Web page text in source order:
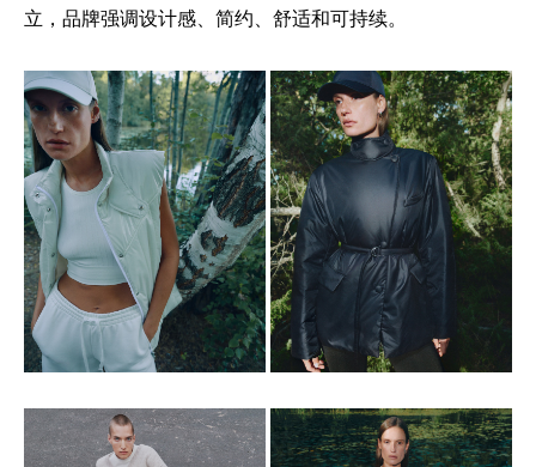
立，品牌强调设计感、简约、舒适和可持续。